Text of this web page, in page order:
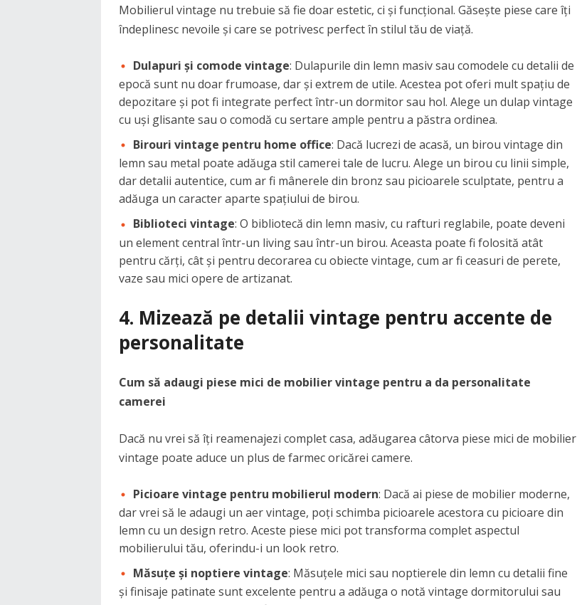
Mobilierul vintage nu trebuie să fie doar estetic, ci și funcțional. Găsește piese care îți
îndeplinesc nevoile și care se potrivesc perfect în stilul tău de viață.
Dulapuri și comode vintage: Dulapurile din lemn masiv sau comodele cu detalii de
epocă sunt nu doar frumoase, dar și extrem de utile. Acestea pot oferi mult spațiu de
depozitare și pot fi integrate perfect într-un dormitor sau hol. Alege un dulap vintage
cu uși glisante sau o comodă cu sertare ample pentru a păstra ordinea.
Birouri vintage pentru home office: Dacă lucrezi de acasă, un birou vintage din
lemn sau metal poate adăuga stil camerei tale de lucru. Alege un birou cu linii simple,
dar detalii autentice, cum ar fi mânerele din bronz sau picioarele sculptate, pentru a
adăuga un caracter aparte spațiului de birou.
Biblioteci vintage: O bibliotecă din lemn masiv, cu rafturi reglabile, poate deveni
un element central într-un living sau într-un birou. Aceasta poate fi folosită atât
pentru cărți, cât și pentru decorarea cu obiecte vintage, cum ar fi ceasuri de perete,
vaze sau mici opere de artizanat.
4. Mizează pe detalii vintage pentru accente de
personalitate
Cum să adaugi piese mici de mobilier vintage pentru a da personalitate
camerei
Dacă nu vrei să îți reamenajezi complet casa, adăugarea câtorva piese mici de mobilier
vintage poate aduce un plus de farmec oricărei camere.
Picioare vintage pentru mobilierul modern: Dacă ai piese de mobilier moderne,
dar vrei să le adaugi un aer vintage, poți schimba picioarele acestora cu picioare din
lemn cu un design retro. Aceste piese mici pot transforma complet aspectul
mobilierului tău, oferindu-i un look retro.
Măsuțe și noptiere vintage: Măsuțele mici sau noptierele din lemn cu detalii fine
și finisaje patinate sunt excelente pentru a adăuga o notă vintage dormitorului sau